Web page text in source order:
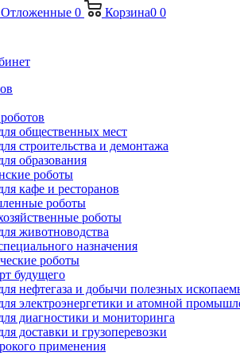
Отложенные 0 Корзина0 0
общественных мест
строительства и демонтажа
образования
роботы
кафе и ресторанов
роботы
роботы
животноводства
назначения
роботы
будущего
нефтегаза и добычи полезных
электроэнергетики и атомной
диагностики и мониторинга
доставки и грузоперевозки
применения